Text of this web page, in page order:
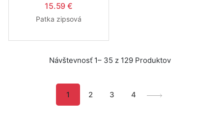
15.59 €
Patka zipsová
Návštevnosť 1– 35 z 129 Produktov
1 2 3 4